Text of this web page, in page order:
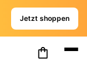
Jetzt shoppen